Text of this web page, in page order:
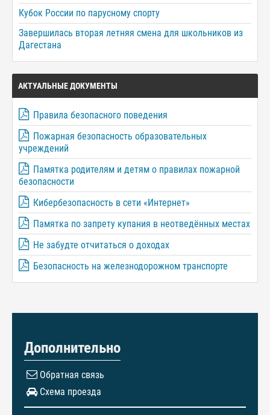
Кубок России по парусному спорту
Завершилась вторая летняя смена для школьников из
Дагестана
АКТУАЛЬНЫЕ ДОКУМЕНТЫ
Правила безопасного поведения
Пожарная безопасность образовательных
учреждений
Памятка родителям и детям о правилах пожарной
безопасности
Кибербезопасность в сети «Интернет»
Памятка по запрету купания в неотведённых местах
Не забудте отчитаться о доходах
Безопасность на железнодорожном транспорте
Дополнительно
Обратная связь
Схема проезда